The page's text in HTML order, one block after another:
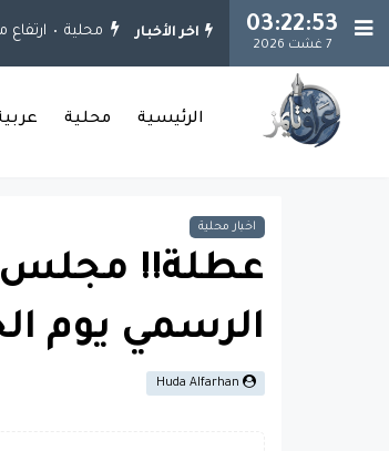
03:22:54
7 غشت 2026
اخر الأخبار محلية ارتفاع مشاريع الجهد
الرئيسية محلية
اخبار محلية
عطلة!! مجلس
الرسمي يوم
Huda Alfarhan